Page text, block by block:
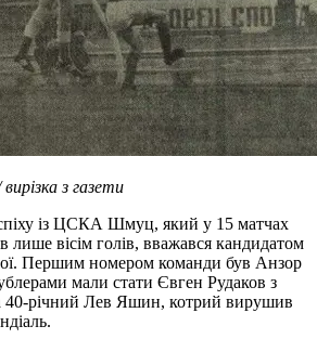
з газети
із ЦСКА Шмуц, який у 15 матчах
лише вісім голів, вважався кандидатом
Першим номером команди був Анзор
мали стати Євген Рудаков з
40-річний Лев Яшин, котрий вирушив